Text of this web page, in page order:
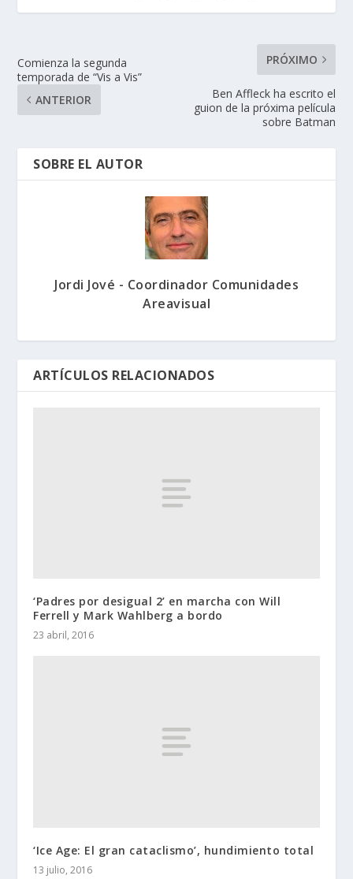
Comienza la segunda
temporada de “Vis a Vis”
ANTERIOR
PRÓXIMO
Ben Affleck ha escrito el
guion de la próxima película
sobre Batman
SOBRE EL AUTOR
Jordi Jové - Coordinador Comunidades
Areavisual
ARTÍCULOS RELACIONADOS
‘Padres por desigual 2’ en marcha con Will
Ferrell y Mark Wahlberg a bordo
23 abril, 2016
‘Ice Age: El gran cataclismo’, hundimiento total
13 julio, 2016